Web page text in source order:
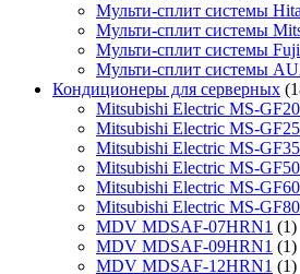
Мульти-сплит системы
Мульти-сплит системы
Мульти-сплит системы
Мульти-сплит системы
Кондиционеры для серверных
Mitsubishi Electric MS-
Mitsubishi Electric MS-
Mitsubishi Electric MS-
Mitsubishi Electric MS-
Mitsubishi Electric MS-
Mitsubishi Electric MS-
MDV MDSAF-07HRN1 (1)
MDV MDSAF-09HRN1 (1)
MDV MDSAF-12HRN1 (1)